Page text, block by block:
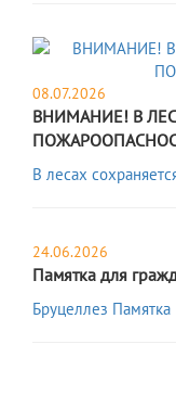
08.07.2026
ВНИМАНИЕ! В
В лесах
24.06.2026
Памятка для
Бруцеллез Памятка